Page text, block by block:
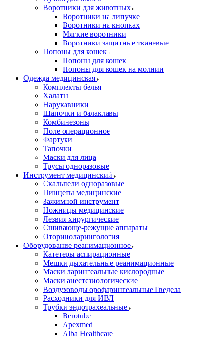
Воротники для животных
Воротники на липучке
Воротники на кнопках
Мягкие воротники
Воротники защитные тканевые
Попоны для кошек
Попоны для кошек
Попоны для кошек на молнии
Одежда медицинская
Комплекты белья
Халаты
Нарукавники
Шапочки и балаклавы
Комбинезоны
Поле операционное
Фартуки
Тапочки
Маски для лица
Трусы одноразовые
Инструмент медицинский
Скальпели одноразовые
Пинцеты медицинские
Зажимной инструмент
Ножницы медицинские
Лезвия хирургические
Сшивающе-режущие аппараты
Оториноларингология
Оборудование реанимационное
Катетеры аспирационные
Мешки дыхательные реанимационные
Маски ларингеальные кислородные
Маски анестезиологические
Воздуховоды орофарингеальные Гведела
Расходники для ИВЛ
Трубки эндотрахеальные
Berotube
Apexmed
Alba Healthcare